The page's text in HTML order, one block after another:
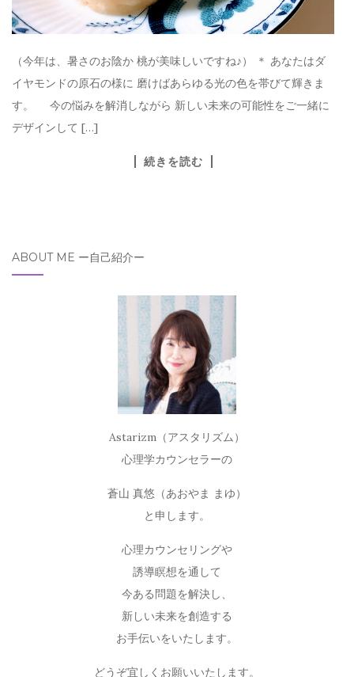
（今年は、暑さのお陰か 桃が美味しいですね♪） ＊ あなたはダ
イヤモンドの原石の様に 磨けばあらゆる光の色を帯びて輝きま
す。 今の悩みを解消しながら 新しい未来の可能性をご一緒に
デザインして […]
続きを読む
ABOUT ME ー自己紹介ー
Astarizm（アスタリズム）
心理学カウンセラーの
蒼山 真悠（あおやま まゆ）
と申します。
心理カウンセリングや
誘導瞑想を通して
今ある問題を解決し、
新しい未来を創造する
お手伝いをいたします。
どうぞ宜しくお願いいたします。